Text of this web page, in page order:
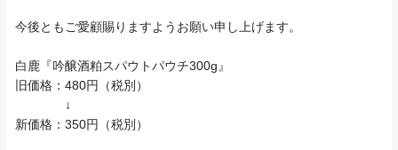
今後ともご愛顧賜りますようお願い申し上げます。
白鹿『吟醸酒粕スパウトパウチ300g』
旧価格：480円（税別）
↓
新価格：350円（税別）